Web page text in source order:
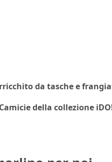
da tasche e
della collezione